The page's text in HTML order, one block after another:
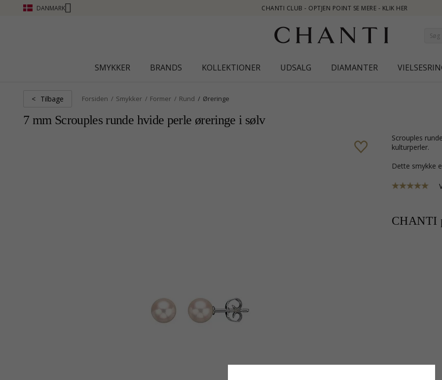
DANMARK CHANTI CLUB - OPTJEN POINT SE MERE - KLIK HER
SMYKKER BRANDS KOLLEKTIONER UDSALG DIAMANTER
< Tilbage Forsiden Smykker Former Rund Øreringe
7 mm Scrouples runde hvide perle øreringe i sølv
Scrouples runde hvide perle øreringe i sølv med blank overflade 2 hvide
kulturperler.
Dette
CHANTI